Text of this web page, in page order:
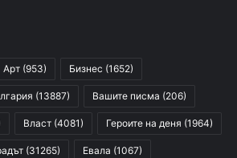
Арт (953) Бизнес (1652)
(13887) Вашите писма (206)
Власт (4081) Героите на деня (1964)
(31265) Евала (1067)